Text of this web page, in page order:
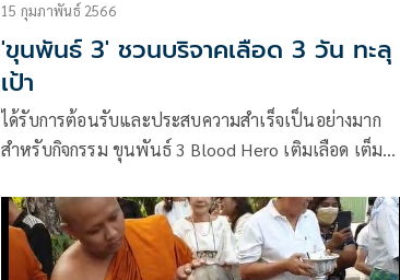
15 กุมภาพันธ์ 2566
'ขุนพันธ์ 3' ชวนบริจาคเลือด 3 วัน ทะลุ
เป้า
ได้รับการต้อนรับและประสบความสำเร็จเป็นอย่างมาก
สำหรับกิจกรรม ขุนพันธ์ 3 Blood Hero เติมเลือด เต็ม
เนชั่นแนล จำกัด จัดขึ้นร่วมกับ ศูนย์บริการโลหิตแห่งชาติ
สภากาชาดไทย และ บริษัท ไทยประกันชีวิต จำกัด
(มหาชน) พร้อมด้วย สายการบินไทยเวียตเจ็ท, บริษัท